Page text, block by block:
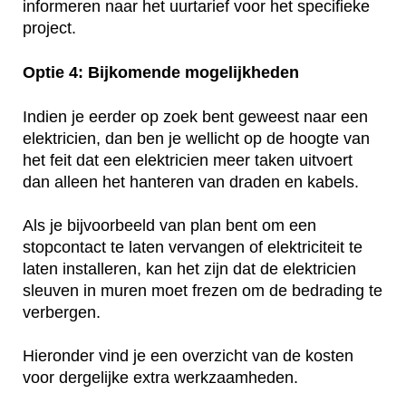
informeren naar het uurtarief voor het specifieke
project.
Optie 4: Bijkomende mogelijkheden
Indien je eerder op zoek bent geweest naar een
elektricien, dan ben je wellicht op de hoogte van
het feit dat een elektricien meer taken uitvoert
dan alleen het hanteren van draden en kabels.
Als je bijvoorbeeld van plan bent om een
stopcontact te laten vervangen of elektriciteit te
laten installeren, kan het zijn dat de elektricien
sleuven in muren moet frezen om de bedrading te
verbergen.
Hieronder vind je een overzicht van de kosten
voor dergelijke extra werkzaamheden.